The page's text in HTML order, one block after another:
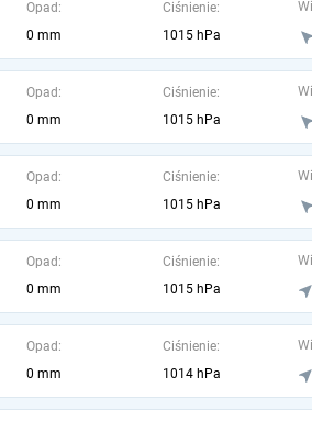
Opad:
0 mm
Ciśnienie:
1015 hPa
Opad:
0 mm
Ciśnienie:
1015 hPa
Opad:
0 mm
Ciśnienie:
1015 hPa
Opad:
0 mm
Ciśnienie:
1015 hPa
Opad:
0 mm
Ciśnienie:
1014 hPa